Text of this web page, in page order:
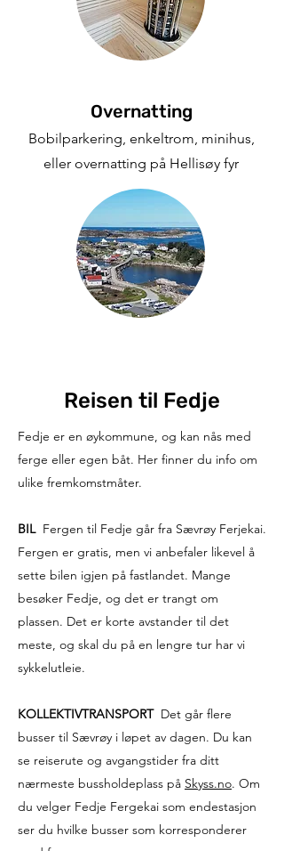
Overnatting
Bobilparkering, enkeltrom, minihus,
eller overnatting på Hellisøy fyr
Reisen til Fedje
Fedje er en øykommune, og kan nås med
ferge eller egen båt. Her finner du info om
ulike fremkomstmåter.
BIL Fergen til Fedje går fra Sævrøy Ferjekai.
Fergen er gratis, men vi anbefaler likevel å
sette bilen igjen på fastlandet. Mange
besøker Fedje, og det er trangt om
plassen. Det er korte avstander til det
meste, og skal du på en lengre tur har vi
sykkelutleie.
KOLLEKTIVTRANSPORTDet går flere
busser til Sævrøy i løpet av dagen. Du kan
se reiserute og avgangstider fra ditt
nærmeste bussholdeplass på Skyss.no. Om
du velger Fedje Fergekai som endestasjon
ser du hvilke busser som korresponderer